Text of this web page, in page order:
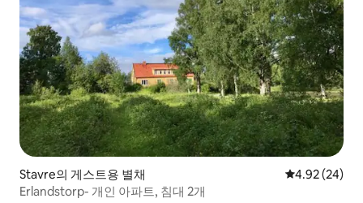
Stavre의 게스트용 별채 평점 4.92점(5
4.92 (24)
Erlandstorp- 개인 아파트, 침대 2개